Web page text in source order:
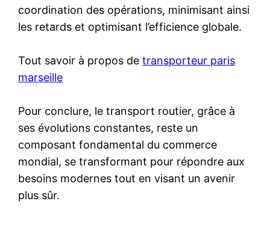
coordination des opérations, minimisant ainsi
les retards et optimisant l’efficience globale.
Tout savoir à propos detransporteur paris
marseille
Pour conclure, le transport routier, grâce à
ses évolutions constantes, reste un
composant fondamental du commerce
mondial, se transformant pour répondre aux
besoins modernes tout en visant un avenir
plus sûr.